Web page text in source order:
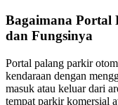
Bagaimana Portal
dan Fungsinya
Portal palang parkir
kendaraan dengan
masuk atau keluar dari
tempat parkir komersial